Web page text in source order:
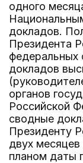
одного
докладов.
Президента
федеральных
докладов
органов
Российской
сводные
Президенту
двух
планом даты